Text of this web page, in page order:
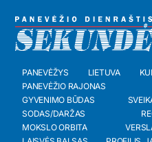
PANEVĖŽYS LIETUVA
PANEVĖŽIO RAJONAS
GYVENIMO BŪDAS
SODAS/DARŽAS
MOKSLO ORBITA